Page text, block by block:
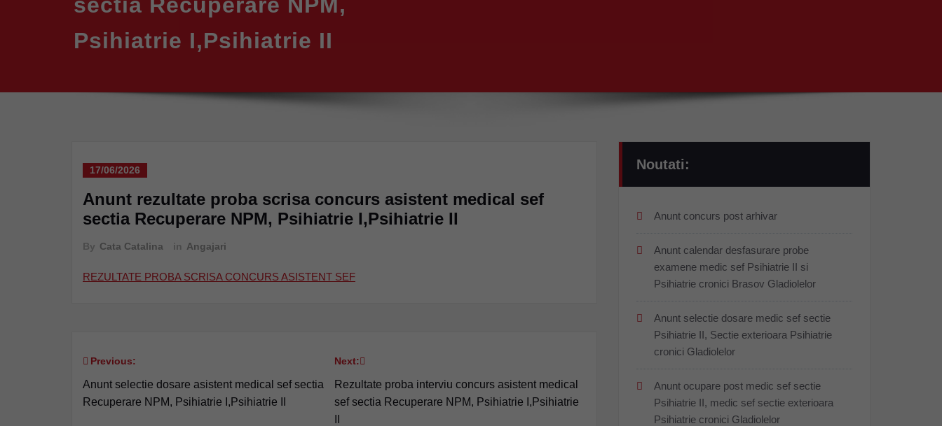
Psihiatrie I,Psihiatrie II
17/06/2026
Anunt rezultate proba scrisa concurs asistent medical sef
sectia Recuperare NPM, Psihiatrie I,Psihiatrie II
By Cata Catalina in Angajari
REZULTATE PROBA SCRISA CONCURS ASISTENT SEF
Navigare
în
Previous:
Anunt selectie dosare asistent medical sef sectia
Recuperare NPM, Psihiatrie I,Psihiatrie II
Next:
Rezultate proba interviu concurs asistent medical
sef sectia Recuperare NPM, Psihiatrie I,Psihiatrie
Noutati:
Anunt concurs post arhivar
Anunt calendar desfasurare probe
examene medic sef Psihiatrie II si
Psihiatrie cronici Brasov Gladiolelor
Anunt selectie dosare medic sef sectie
Psihiatrie II, Sectie exterioara Psihiatrie
cronici Gladiolelor
Anunt ocupare post medic sef sectie
Psihiatrie II, medic sef sectie exterioara
Psihiatrie cronici Gladiolelor